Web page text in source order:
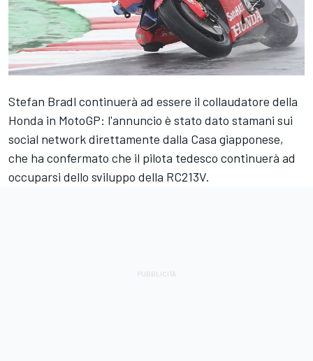
Stefan Bradl continuerà ad essere il collaudatore della
Honda in MotoGP: l'annuncio è stato dato stamani sui
social network direttamente dalla Casa giapponese,
che ha confermato che il pilota tedesco continuerà ad
occuparsi dello sviluppo della RC213V.